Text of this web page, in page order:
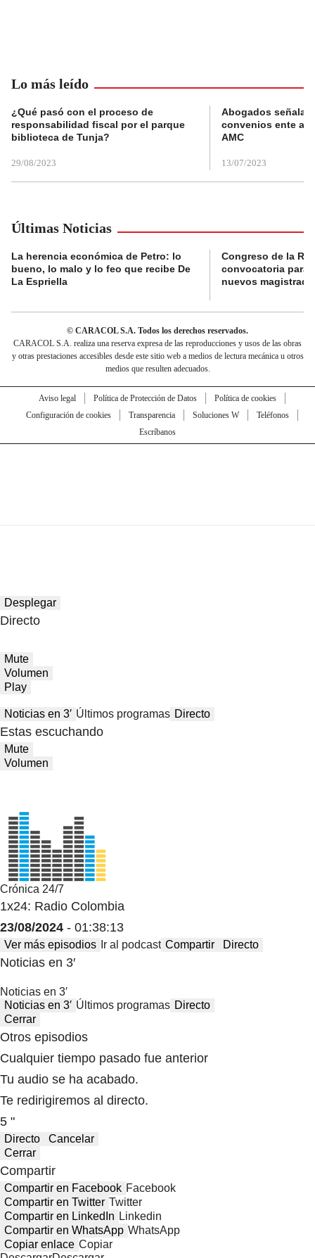
Lo más leído
¿Qué pasó con el proceso de
responsabilidad fiscal por el parque
biblioteca de Tunja?
29/08/2023
Abogados
convenios ente
AMC
13/07/2023
Últimas Noticias
La herencia económica de Petro: lo
bueno, lo malo y lo feo que recibe De
La Espriella
Congreso de la
convocatoria para
nuevos
© CARACOL S.A. Todos los derechos reservados.
CARACOL S.A. realiza una reserva expresa de las reproducciones y usos de las obras
y otras prestaciones accesibles desde este sitio web a medios de lectura mecánica u otros
medios que resulten adecuados.
Aviso legal Política de Protección de Datos
Política de cookies
Configuración de cookies
Transparencia Soluciones W
Teléfonos
Escríbanos
Desplegar
Directo
Mute
Volumen
Play
Noticias en 3′ Últimos programas Directo
Estas escuchando
Mute
Volumen
Crónica 24/7
1x24: Radio Colombia
23/08/2024 - 01:38:13
Ver más episodios Ir al podcast Compartir Directo
Noticias en 3′
Noticias en 3′
Noticias en 3′ Últimos programas Directo
Cerrar
Otros episodios
Cualquier tiempo pasado fue anterior
Tu audio se ha acabado.
Te redirigiremos al directo.
5 "
Directo
Cancelar
Cerrar
Compartir
Compartir en Facebook Facebook
Compartir en Twitter Twitter
Compartir en LinkedIn Linkedin
Compartir en WhatsApp WhatsApp
Copiar enlace Copiar